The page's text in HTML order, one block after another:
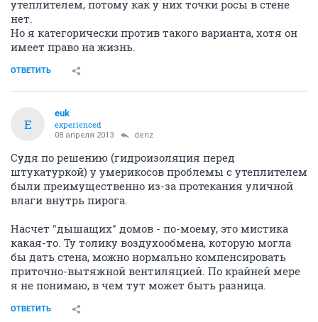
утеплителем, потому как у них точки росы в стене
нет.
Но я категорически против такого варианта, хотя он
имеет право на жизнь.
ОТВЕТИТЬ
E
euk
experienced
08 апреля 2013 denz
Судя по решению (гидроизоляция перед
штукатуркой) у умерикосов проблемы с утеплителем
были преимущественно из-за протекания уличной
влаги внутрь пирога.
Насчет "дышащих" домов - по-моему, это мистика
какая-то. Ту толику воздухообмена, которую могла
бы дать стена, можно нормально компенсировать
приточно-вытяжной вентиляцией. По крайней мере
я не понимаю, в чем тут может быть разница.
ОТВЕТИТЬ